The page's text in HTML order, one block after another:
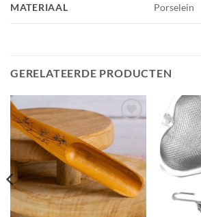
MATERIAAL Porselein
GERELATEERDE PRODUCTEN